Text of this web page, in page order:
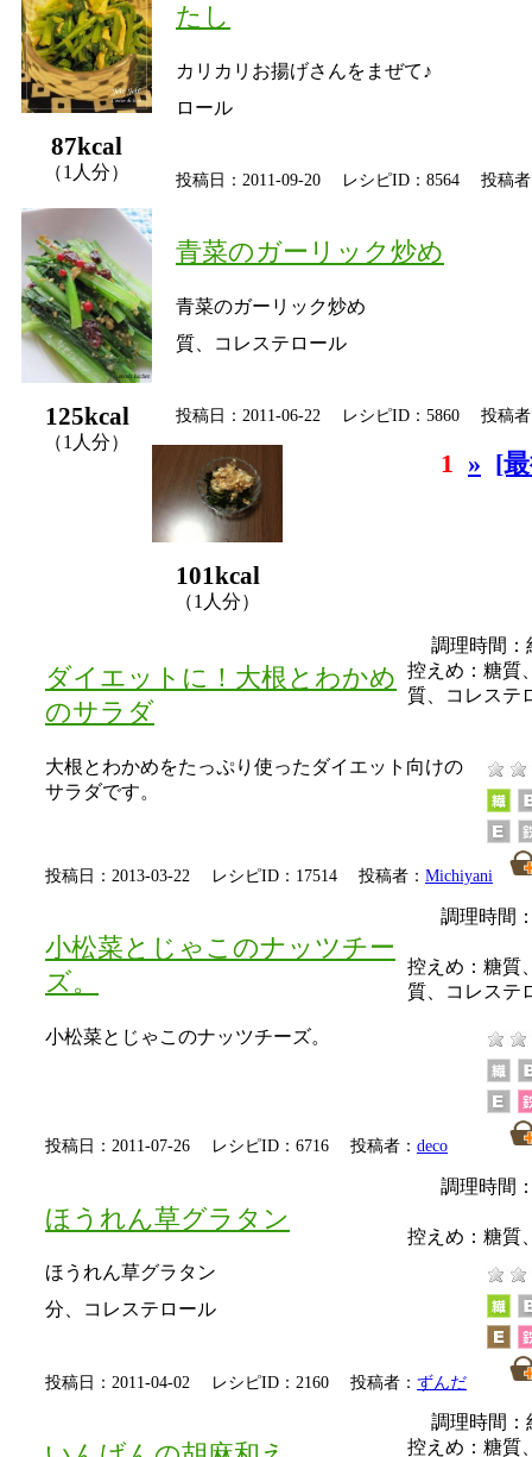
87kcal
（1人分）
たし
カリカリお揚げさんをまぜて♪
ロール
投稿日：2011-09-20 レシピID：8564 投稿
125kcal
（1人分）
青菜のガーリック炒め
青菜のガーリック炒め
質、コレステロール
投稿日：2011-06-22 レシピID：5860 投稿
101kcal
（1人分）
ダイエットに！大根とわかめ
のサラダ
調理時間：
大根とわかめをたっぷり使ったダイエット向けの
サラダです。
控えめ： 糖質
質、コレステ
投稿日：2013-03-22 レシピID：17514 投稿者： Michiyani
小松菜とじゃこのナッツチー
ズ。
調理時間
小松菜とじゃこのナッツチーズ。
控えめ： 糖質
質、コレステ
投稿日：2011-07-26 レシピID：6716 投稿者： deco
ほうれん草グラタン
調理時間
ほうれん草グラタン
控えめ： 糖質
分、コレステロール
投稿日：2011-04-02 レシピID：2160 投稿者： ずんだ
調理時間：
控えめ： 糖質
1 » [